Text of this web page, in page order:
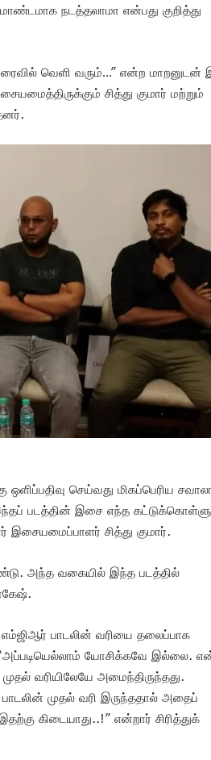
நடத்தலாமா என்பது குறித்து
வெளி வரும்…” என்ற மாறனுடன்
சித்து குமார் மற்றும்
ஒளிப்பதிவு செய்வது மிகப்பெரிய
படத்தின் இசை எந்த
சித்து குமார்.
அந்த வகையில் இந்த படத்தில்
பாடலின் வரியை தலைப்பாக
யோசிக்கவே இல்லை.
வரியிலேயே அமைந்திருந்தது.
முதல் வரி இருந்ததால் அதைப்
கிடையாது..!” என்றார் சிரித்துக்